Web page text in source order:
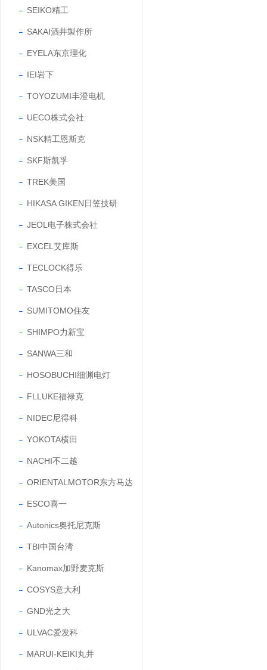
SEIKO精工
SAKAI酒井製作所
EYELA东京理化
IEI岩下
TOYOZUMI丰澄电机
UECO株式会社
NSK精工恩斯克
SKF斯凯孚
TREK美国
HIKASA GIKEN日笠技研
JEOL电子株式会社
EXCEL艾库斯
TECLOCK得乐
TASCO日本
SUMITOMO住友
SHIMPO力新宝
SANWA三和
HOSOBUCHI细渊电灯
FLLUKE福禄克
NIDEC尼得科
YOKOTA横田
NACHI不二越
ORIENTALMOTOR东方马达
ESCO喜一
Autonics奥托尼克斯
TBI中国台湾
Kanomax加野麦克斯
COSYS意大利
GND光之大
ULVAC爱发科
MARUI-KEIKI丸井